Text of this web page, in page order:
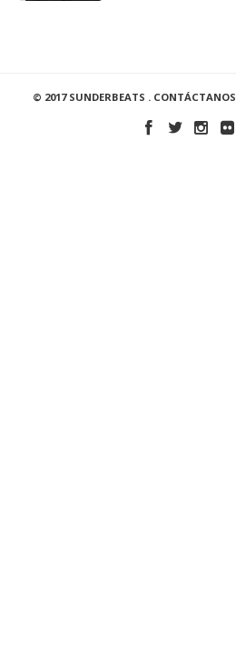
© 2017 SUNDERBEATS . CONTÁCTANOS